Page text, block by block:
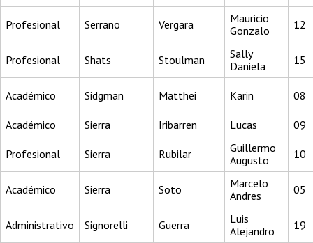
Profesional Serrano Vergara
Mauricio
Gonzalo
12
Profesional Shats Stoulman
Sally
Daniela
15
Académico Sidgman Matthei Karin 08
Académico Sierra Iribarren Lucas 09
Profesional Sierra Rubilar
Guillermo
Augusto
10
Académico Sierra Soto
Marcelo
Andres
05
Administrativo Signorelli Guerra
Luis
Alejandro
19